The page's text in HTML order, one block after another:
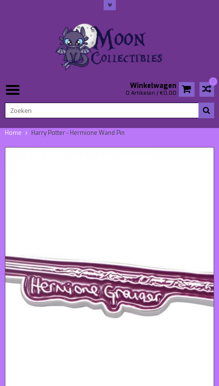
0
Winkelwagen
0 Artikelen / €0,00
Home Harry Potter - Hermione Wand Pin